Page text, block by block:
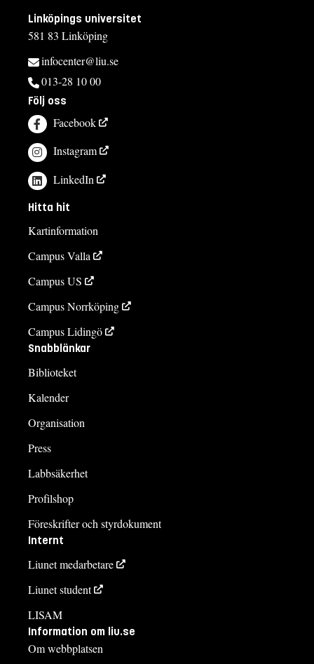
Linköpings universitet
581 83 Linköping
infocenter@liu.se
013-28 10 00
Följ oss
Facebook
Instagram
LinkedIn
Hitta hit
Kartinformation
Campus Valla
Campus US
Campus Norrköping
Campus Lidingö
Snabblänkar
Biblioteket
Kalender
Organisation
Press
Labbsäkerhet
Profilshop
Föreskrifter och styrdokument
Internt
Liunet medarbetare
Liunet student
LISAM
Information om liu.se
Om webbplatsen